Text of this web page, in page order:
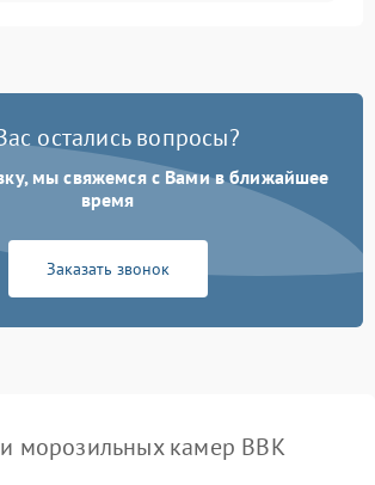
остались вопросы?
мы свяжемся с Вами в ближайшее
время
Заказать звонок
морозильных камер BBK